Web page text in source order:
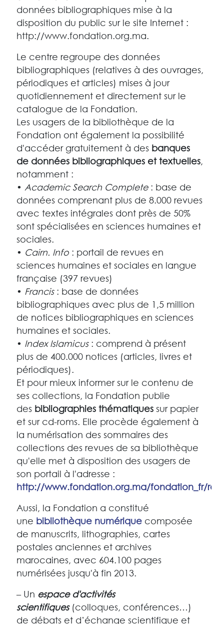
données bibliographiques mise à la
disposition du public sur le site Internet :
http://www.fondation.org.ma.
Le centre regroupe des données
bibliographiques (relatives à des ouvrages,
périodiques et articles) mises à jour
quotidiennement et directement sur le
catalogue de la Fondation.
Les usagers de la bibliothèque de la
Fondation ont également la possibilité
d'accéder gratuitement à des banques
de données bibliographiques et textuelles,
notamment :
• Academic Search Complete: base de
données comprenant plus de 8.000 revues
avec textes intégrales dont près de 50%
sont spécialisées en sciences humaines et
sociales.
• Cairn. Info: portail de revues en
sciences humaines et sociales en langue
française (397 revues)
• Francis: base de données
bibliographiques avec plus de 1,5 million
de notices bibliographiques en sciences
humaines et sociales.
• Index Islamicus: comprend à présent
plus de 400.000 notices (articles, livres et
périodiques).
Et pour mieux informer sur le contenu de
ses collections, la Fondation publie
des bibliographies thématiquessur papier
et sur cd-roms. Elle procède également à
la numérisation des sommaires des
collections des revues de sa bibliothèque
qu'elle met à disposition des usagers de
son portail à l'adresse :
http://www.fondation.org.ma/fondation_fr/
Aussi, la Fondation a constitué
une bibliothèque numériquecomposée
de manuscrits, lithographies, cartes
postales anciennes et archives
marocaines, avec 604.100 pages
numérisées jusqu'à fin 2013.
– Un espace d'activités
scientifiques (colloques, conférences…)
de débats et d’échange scientifique et